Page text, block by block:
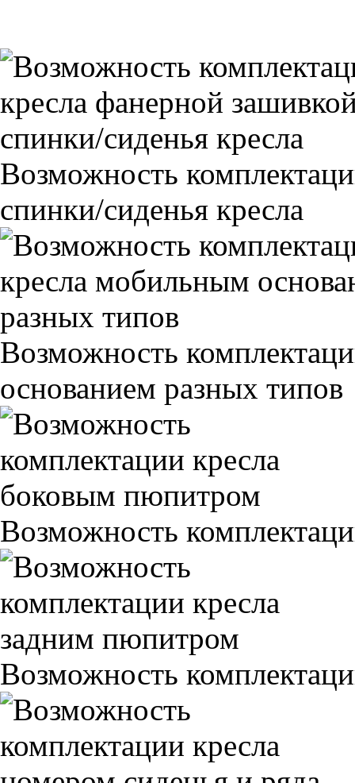
Возможность
спинки/сиденья кресла
Возможность
основанием разных типов
Возможность
Возможность